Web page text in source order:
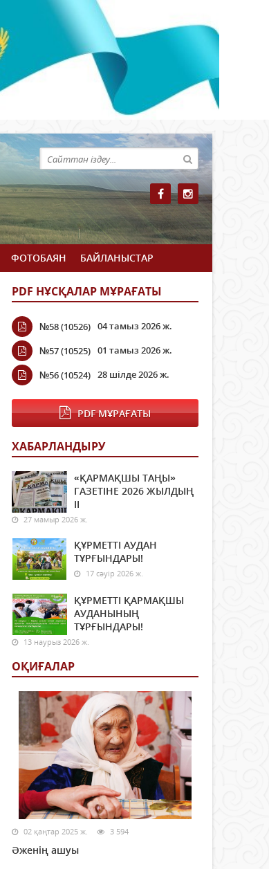
ФОТОБАЯН БАЙЛАНЫСТАР
PDF НҰСҚАЛАР МҰРАҒАТЫ
№58 (10526) 04 тамыз 2026 ж.
№57 (10525) 01 тамыз 2026 ж.
№56 (10524) 28 шілде 2026 ж.
PDF МҰРАҒАТЫ
ХАБАРЛАНДЫРУ
«ҚАРМАҚШЫ ТАҢЫ»
ГАЗЕТІНЕ 2026 ЖЫЛДЫҢ
ІI
27 мамыр 2026 ж.
ҚҰРМЕТТІ АУДАН
ТҰРҒЫНДАРЫ!
17 сәуір 2026 ж.
ҚҰРМЕТТІ ҚАРМАҚШЫ
АУДАНЫНЫҢ
ТҰРҒЫНДАРЫ!
13 наурыз 2026 ж.
ОҚИҒАЛАР
02 қаңтар 2025 ж. 3 594
Әженің ашуы